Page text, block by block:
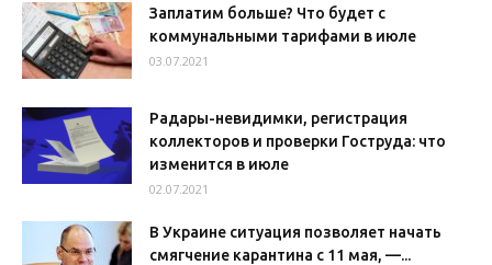
Заплатим больше? Что будет с
коммунальными тарифами в июле
03.07.2021
Радары-невидимки, регистрация
коллекторов и проверки Гоструда: что
изменится в июле
02.07.2021
В Украине ситуация позволяет начать
смягчение карантина с 11 мая, —...